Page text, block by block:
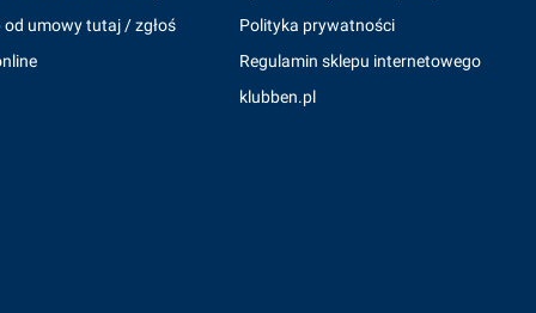
od umowy tutaj / zgłoś
Polityka prywatności
Regulamin sklepu internetowego
klubben.pl